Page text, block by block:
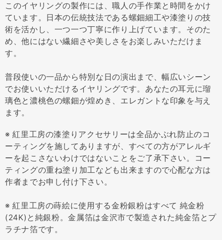
このイヤリングの製作には、職人の手作業と時間をかけ
ています。日本の伝統技法である螺鈿細工や漆塗りの技
術を活かし、一つ一つ丁寧に作り上げています。そのた
め、他にはない繊細さや美しさをお楽しみいただけま
す。
普段使いの一品から特別な日の演出まで、幅広いシーン
でお使いいただけるイヤリングです。あなたの耳元に瑠
璃色と濃桃色の螺鈿が煌めき、エレガントな印象を与え
ます。
※ 紅里工房の漆塗りアクセサリーは全品かぶれ防止のコ
ーティングを施してありますが、すべての方がアレルギ
ーを起こさないわけではないことをご了承下さい。コー
ティングの重ね塗り加工なども出来ますので心配な方は
作者までお申し付け下さい。
※ 紅里工房の蒔絵に使用する金粉銀粉はすべて 純金粉
(24K)と純銀粉。金属箔は金沢市で製造された純金箔とプ
ラチナ箔です。